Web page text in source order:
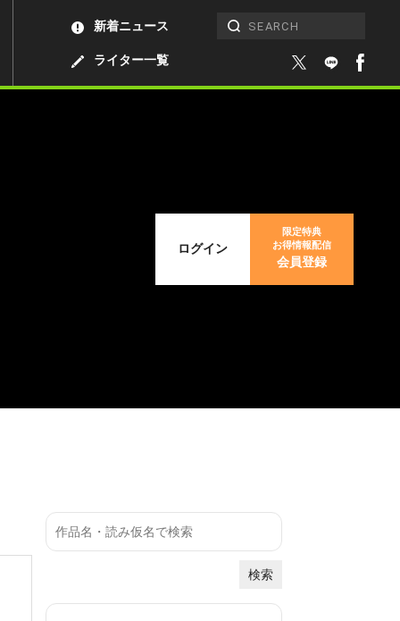
ライター一覧
新着ニュース
ログイン
限定特典
お得情報配信
会員登録
検索